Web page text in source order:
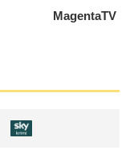
MagentaTV